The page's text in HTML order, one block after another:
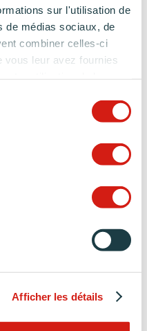
sur l'utilisation de
de médias sociaux, de
combiner celles-ci
vous leur avez fournies
Afficher les détails
de modernité et de sobriété